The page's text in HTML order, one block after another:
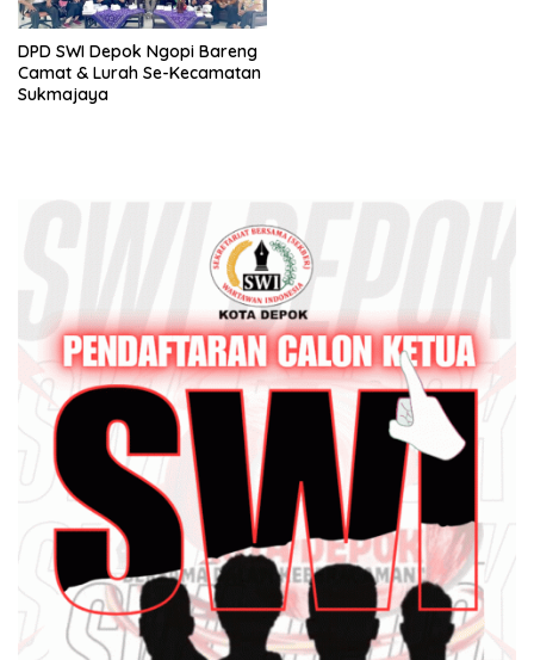
DPD SWI Depok Ngopi Bareng
Camat & Lurah Se-Kecamatan
Sukmajaya